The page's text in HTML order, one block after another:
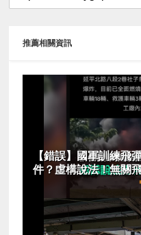
推薦相關資訊
【錯誤】國軍訓練飛
件？虛構說法！無關